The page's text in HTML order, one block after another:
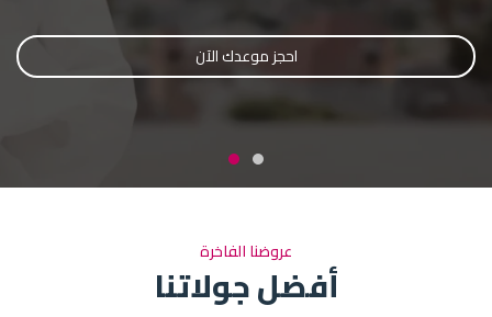
احجز رحلتك الآن
احجز موعدك الآن
عروضنا الفاخرة
أفضل جولاتنا